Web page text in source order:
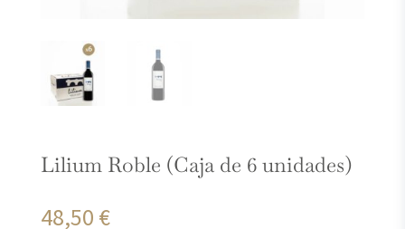
Lilium Roble (Caja de 6 unidades)
48,50 €